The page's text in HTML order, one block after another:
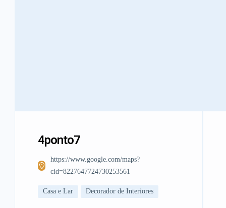
4ponto7
https://www.google.com/maps?
cid=8227647724730253561
Casa e Lar Decorador de Interiores